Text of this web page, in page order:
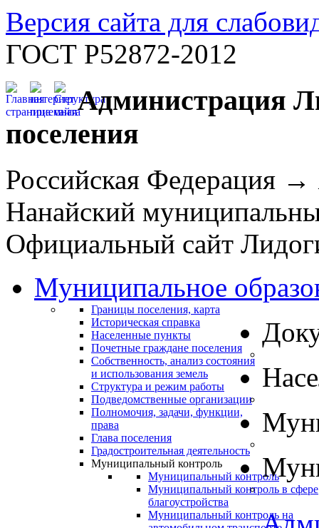
Версия сайта для
ГОСТ Р52872-2012
Администрация
поселения
Российская Федерация
Нанайский
Официальный сайт
Муниципальное
Границы поселения, карта
Историческая справка
Населенные пункты
Почетные граждане поселения
Собственность, анализ состояния
и использования земель
Структура и режим работы
Подведомственные организации
Полномочия, задачи, функции,
права
Глава поселения
Градостроительная деятельность
Муниципальный контроль
Муниципальный контроль
Муниципальный контроль в сфере
благоустройства
Муниципальный контроль на